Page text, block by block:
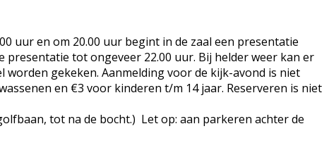
uur en om 20.00 uur begint in de zaal een presentatie
tot ongeveer 22.00 uur. Bij helder weer kan er
gekeken. Aanmelding voor de kijk-avond is niet
en €3 voor kinderen t/m 14 jaar. Reserveren is niet
tot na de bocht.) Let op: aan parkeren achter de